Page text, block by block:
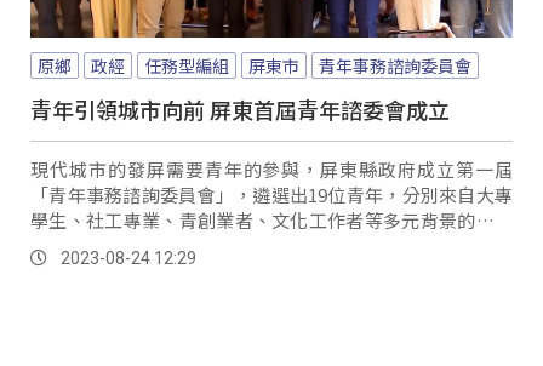
原鄉 政經 任務型編組 屏東市 青年事務諮詢委員會
青年引領城市向前 屏東首屆青年諮委會成立
現代城市的發屏需要青年的參與，屏東縣政府成立第一屆
「青年事務諮詢委員會」，遴選出19位青年，分別來自大專
學生、社工專業、青創業者、文化工作者等多元背景的青年
代表，透過這個平台納入青年想法與建言，為縣政注入新的
活水。2023-08-24 12:29